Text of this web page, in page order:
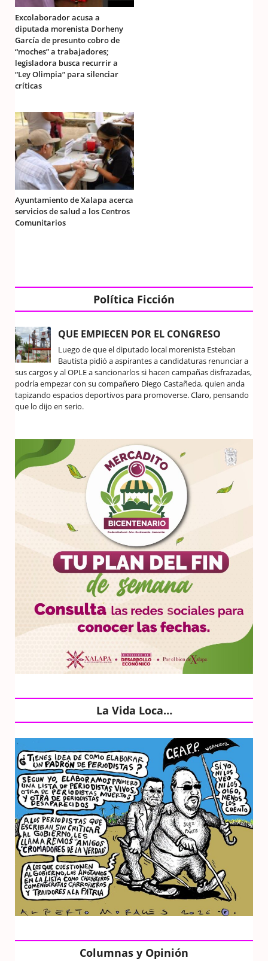
Excolaborador acusa a
diputada morenista Dorheny
García de presunto cobro de
“moches” a trabajadores;
legisladora busca recurrir a
“Ley Olimpia” para silenciar
críticas
Ayuntamiento de Xalapa acerca
servicios de salud a los Centros
Comunitarios
Política Ficción
QUE EMPIECEN POR EL CONGRESO
Luego de que el diputado local morenista Esteban
Bautista pidió a aspirantes a candidaturas renunciar a
sus cargos y al OPLE a sancionarlos si hacen campañas disfrazadas,
podría empezar con su compañero Diego Castañeda, quien anda
tapizando espacios deportivos para promoverse. Claro, pensando
que lo dijo en serio.
La Vida Loca…
Columnas y Opinión